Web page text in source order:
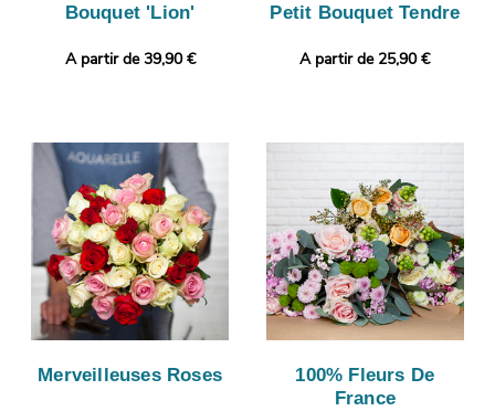
Bouquet 'Lion'
A partir de 39,90 €
Petit Bouquet Tendre
A partir de 25,90 €
Merveilleuses Roses
100% Fleurs De
France